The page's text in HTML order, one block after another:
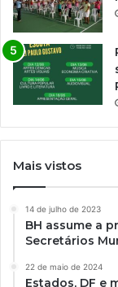
Mais vistos
14 de julho de 2023
BH assume a
Secretários
22 de maio de 2024
Estados, DF e